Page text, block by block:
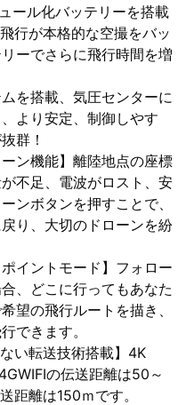
ール化バッテリーを搭載
行が本格的な空撮をバッ
ーでさらに飛行時間を増
ムを搭載、気圧センターに
より安定、制御しやす
群！
ン機能】離陸地点の座標
不足、電波がロスト、安
ンボタンを押すことで、
り、大切のドローンを紛
イントモード】フォロー
、どこに行ってもあなた
望の飛行ルートを描き、
できます。
い転送技術搭載】4K
の伝送距離は50～
距離は150ｍです。